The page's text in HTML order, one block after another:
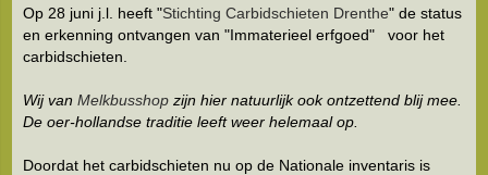
Op 28 juni j.l. heeft "Stichting Carbidschieten Drenthe" de status
en erkenning ontvangen van "Immaterieel erfgoed" voor het
carbidschieten.
Wij vanMelkbusshop zijn hier natuurlijk ook ontzettend blij mee.
De oer-hollandse traditie leeft weer helemaal op.
Doordat het carbidschieten nu op de Nationale inventaris is